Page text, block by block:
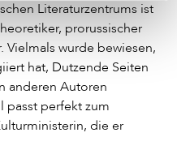
Literaturzentrums ist
prorussischer
wurde bewiesen,
hat, Dutzende Seiten
anderen Autoren
passt perfekt zum
die er